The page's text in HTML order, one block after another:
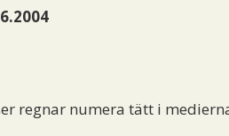
regnar numera tätt i